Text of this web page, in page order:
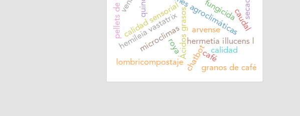
Ácidos grasos
calidad sensorial
hermetia illucens l
lombricompostaje
roya
hemileia vastatrix
fungicida
chatbot
microclimas
café
arvense
calidad
caudal
granos de café
secado